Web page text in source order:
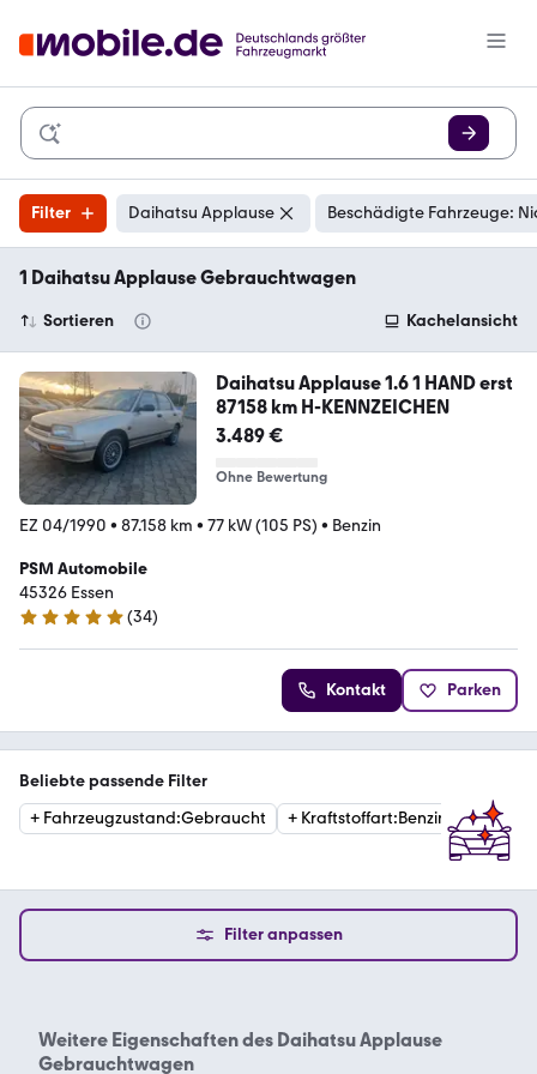
Filter Daihatsu Applause Beschädigte Fahrzeuge:
1 Daihatsu Applause Gebrauchtwagen
Sortieren Kachelansicht
Daihatsu Applause 1.6 1 HAND erst
87158 km H-KENNZEICHEN
3.489 €
Ohne Bewertung
EZ 04/1990 • 87.158 km • 77 kW (105 PS) • Benzin
PSM Automobile
45326 Essen
4.9 Sterne
(34)
Kontakt Parken
Beliebte passende Filter
+ Fahrzeugzustand:Gebraucht + Kraftstoffart:Benzin
Filter anpassen
Weitere Eigenschaften des Daihatsu Applause
Gebrauchtwagen